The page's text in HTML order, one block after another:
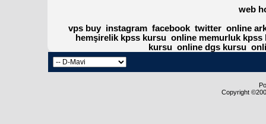
web
vps buy instagram facebook twitter online
hemşirelik kpss kursu online memurluk kpss
kursu online dgs kursu
Copyright